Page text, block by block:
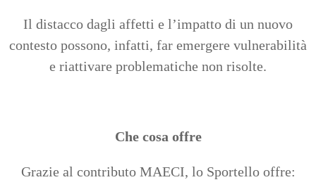
Il distacco dagli affetti e l’impatto di un nuovo
contesto possono, infatti, far emergere vulnerabilità
e riattivare problematiche non risolte.
Che cosa offre
Grazie al contributo MAECI, lo Sportello offre: